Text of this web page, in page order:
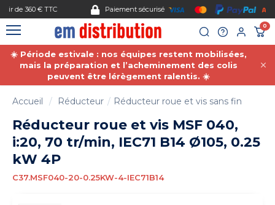
Paiement sécurisé
0
☀️ Période estivale : nos équipes restent mobilisées,
mais la préparation et l’acheminement des colis
peuvent être lérègement ralentis. ☀️
Accueil Réducteur Réducteur roue et vis sans fin
Réducteur roue et vis MSF 040,
i:20, 70 tr/min, IEC71 B14 Ø105, 0.25
kW 4P
C37.MSF040-20-0.25KW-4-IEC71B14
Gestion des cookies